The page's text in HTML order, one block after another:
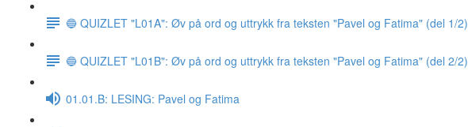
🔵 QUIZLET "L01A": Øv på ord og uttrykk fra teksten "Pavel og Fatima" (del 1/2)
🔵 QUIZLET "L01B": Øv på ord og uttrykk fra teksten "Pavel og Fatima" (del 2/2)
01.01.B: LESING: Pavel og Fatima